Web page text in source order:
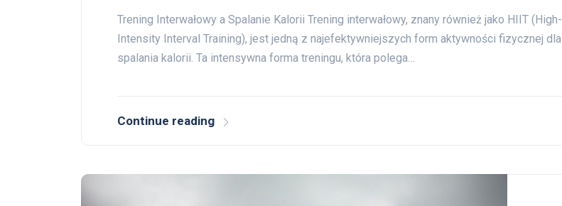
Trening Interwałowy a Spalanie Kalorii Trening interwałowy, znany również jako HIIT (High-
Intensity Interval Training), jest jedną z najefektywniejszych form aktywności fizycznej dla
spalania kalorii. Ta intensywna forma treningu, która polega…
Continue reading